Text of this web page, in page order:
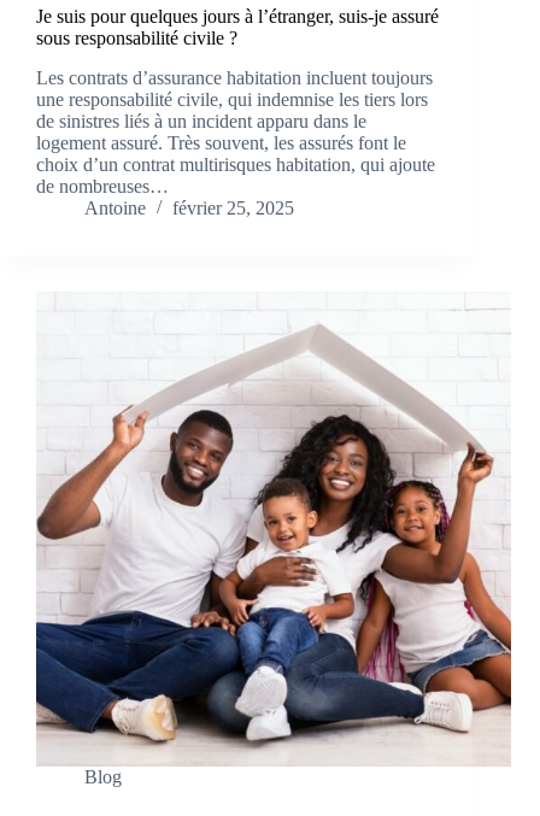
Je suis pour quelques jours à l’étranger, suis-je assuré
sous responsabilité civile ?
Les contrats d’assurance habitation incluent toujours
une responsabilité civile, qui indemnise les tiers lors
de sinistres liés à un incident apparu dans le
logement assuré. Très souvent, les assurés font le
choix d’un contrat multirisques habitation, qui ajoute
de nombreuses…
Antoine
février 25, 2025
Blog